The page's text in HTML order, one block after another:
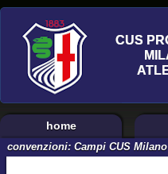
home
convenzioni: Campi CUS Milano